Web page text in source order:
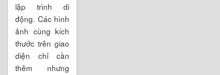
lập trình di
động. Các hình
ảnh cùng kích
thước trên giao
diện chỉ cần
thêm nhưng